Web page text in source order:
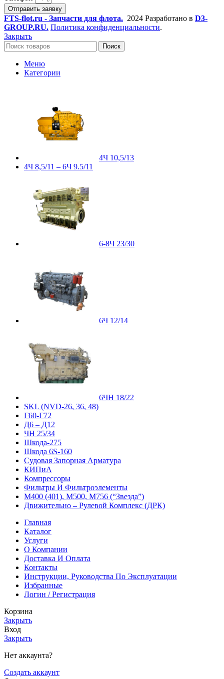
Отправить заявку
FTS-flot.ru - Запчасти для флота. 2024 Разработано в D3-
GROUP.RU. Политика конфиденциальности.
Закрыть
Поиск
Меню
Категории
4Ч 10,5/13
4Ч 8,5/11 – 6Ч 9.5/11
6-8Ч 23/30
6Ч 12/14
6ЧН 18/22
SKL (NVD-26, 36, 48)
Г60-Г72
Д6 – Д12
ЧН 25/34
Шкода-275
Шкода 6S-160
Судовая Запорная Арматура
КИПиА
Компрессоры
Фильтры И Фильтроэлементы
М400 (401), М500, М756 (“Звезда”)
Движительно – Рулевой Комплекс (ДРК)
Главная
Каталог
Услуги
О Компании
Доставка И Оплата
Контакты
Инструкции, Руководства По Эксплуатации
Избранные
Логин / Регистрация
Корзина
Закрыть
Вход
Закрыть
Нет аккаунта?
Создать аккаунт